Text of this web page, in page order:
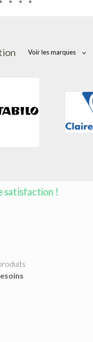
Voir les marques
satisfaction !